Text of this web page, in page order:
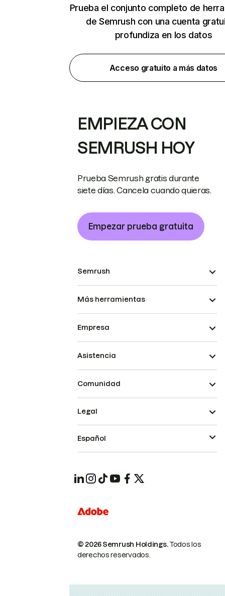
Prueba el conjunto completo de
de Semrush con una cuenta
profundiza en los datos
Acceso gratuito a más datos
EMPIEZA CON
SEMRUSH HOY
Prueba Semrush gratis durante
siete días. Cancela cuando quieras.
Empezar prueba gratuita
Semrush
Más herramientas
Empresa
Asistencia
Comunidad
© 2026 Semrush Holdings.Todos los
derechos reservados.
Legal
Español